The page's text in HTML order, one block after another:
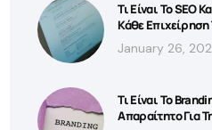
Τι Είναι Το SEO
Κάθε Επιχείρηση
January 26,
Τι Είναι Το
Απαραίτητο Για